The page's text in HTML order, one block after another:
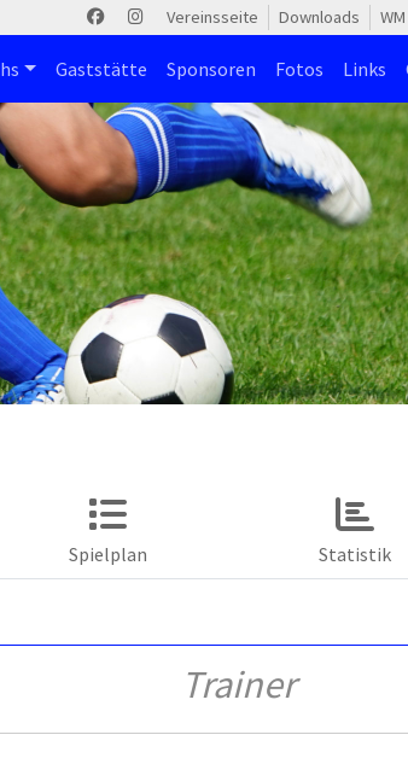
Vereinsseite Downloads
Gaststätte Sponsoren Fotos Links
Spielplan Statistik
Trainer